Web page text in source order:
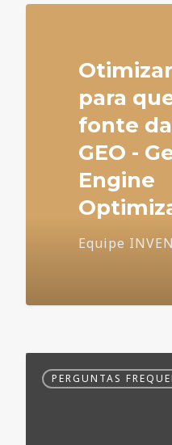
para
fonte
GEO -
Engine
Equipe
Frequentes
PERGUNTAS